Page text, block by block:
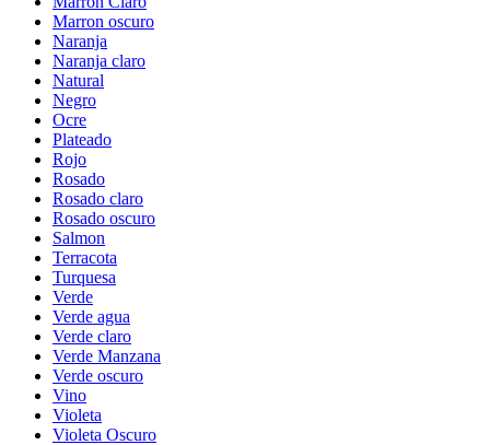
Marron oscuro
Naranja
Naranja claro
Natural
Negro
Ocre
Plateado
Rojo
Rosado
Rosado claro
Rosado oscuro
Salmon
Terracota
Turquesa
Verde
Verde agua
Verde claro
Verde Manzana
Verde oscuro
Vino
Violeta
Violeta Oscuro